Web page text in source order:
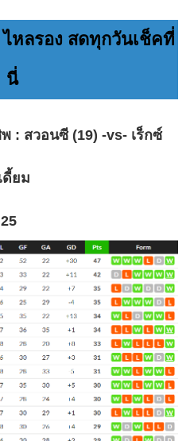
หลรอง สดทุกวันเช็คที่
นี่
: สวอนซี (19) -vs- เร็กซ์
ดี้ยม